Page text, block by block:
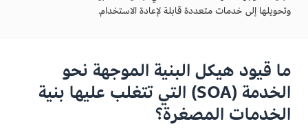
وتحويلها إلى خدمات متعددة قابلة لإعادة الاستخدام.
ما قيود هيكل البنية الموجهة نحو
الخدمة (SOA) التي تتغلب عليها بنية
الخدمات المصغرة؟